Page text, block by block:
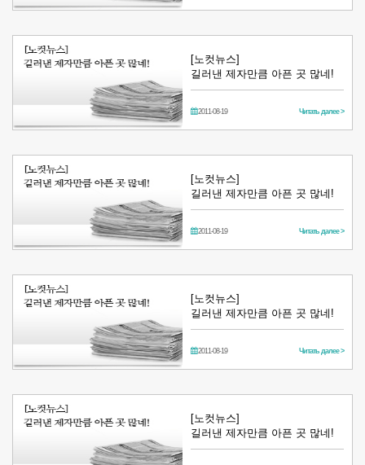
[노컷뉴스]
길러낸 제자만큼 아픈 곳 많네!
2011-08-19 Читать далее >
[노컷뉴스]
길러낸 제자만큼 아픈 곳 많네!
2011-08-19 Читать далее >
[노컷뉴스]
길러낸 제자만큼 아픈 곳 많네!
2011-08-19 Читать далее >
[노컷뉴스]
길러낸 제자만큼 아픈 곳 많네!